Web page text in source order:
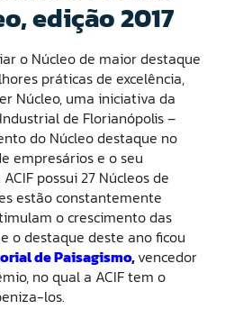
edição 2017
o Núcleo de maior destaque
práticas de excelência,
Núcleo, uma iniciativa da
de Florianópolis –
do Núcleo destaque no
empresários e o seu
possui 27 Núcleos de
estão constantemente
o crescimento das
o destaque deste ano ficou
de Paisagismo,vencedor
no qual a ACIF tem o
los.